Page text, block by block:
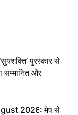
पुरस्कार से
सम्मानित और
2026: मेष से